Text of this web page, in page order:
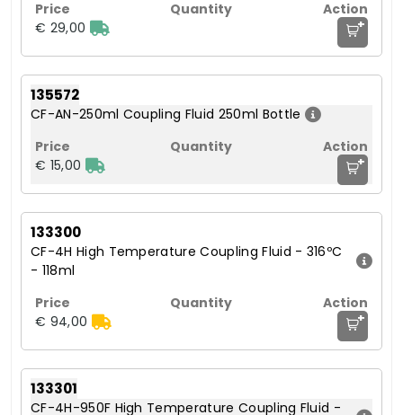
€ 29,00 +
135572
CF-AN-250ml Coupling Fluid 250ml Bottle
€ 15,00 +
133300
CF-4H High Temperature Coupling Fluid - 316ºC
- 118ml
€ 94,00 +
133301
CF-4H-950F High Temperature Coupling Fluid -